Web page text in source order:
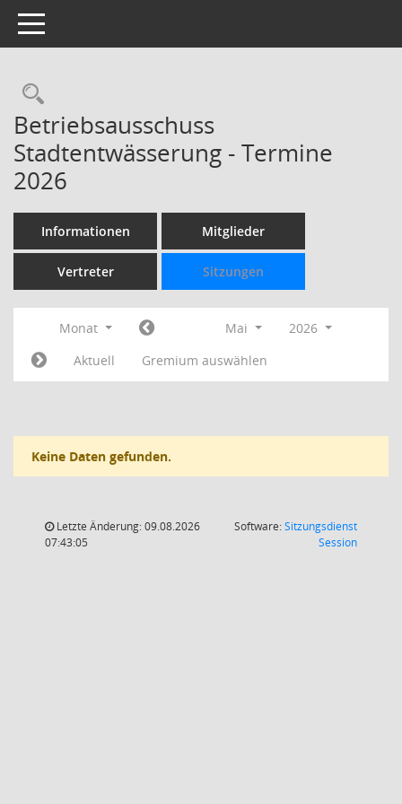
Toggle navigation
Rechercheauswahl
Betriebsausschuss
Stadtentwässerung - Termine
2026
Informationen Mitglieder
Vertreter Sitzungen
Monat Mai
2026
Aktuell
Gremium auswählen
Keine Daten gefunden.
Letzte Änderung: 09.08.2026
07:43:05
Software:Sitzungsdienst
Session(Wird in